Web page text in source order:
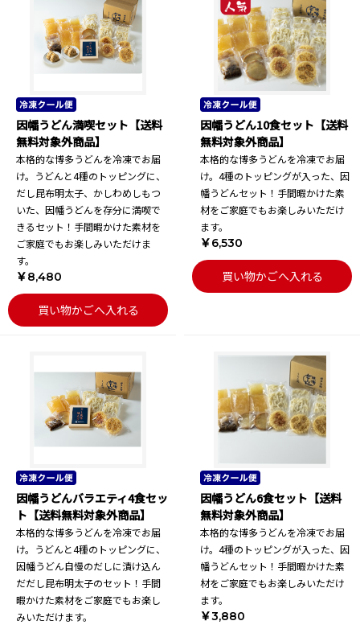
因幡うどん満喫セット【送料
無料対象外商品】
本格的な博多うどんを冷凍でお届
け。うどんと4種のトッピングに、
だし昆布明太子、かしわめしもつ
いた、因幡うどんを存分に満喫で
きるセット！手間暇かけた素材を
ご家庭でもお楽しみいただけま
す。
￥8,480
買い物かごへ入れる
因幡うどん10食セット【送料
無料対象外商品】
本格的な博多うどんを冷凍でお届
け。4種のトッピングが入った、因
幡うどんセット！手間暇かけた素
材をご家庭でもお楽しみいただけ
ます。
￥6,530
買い物かごへ入れる
因幡うどんバラエティ4食セッ
ト【送料無料対象外商品】
本格的な博多うどんを冷凍でお届
け。うどんと4種のトッピングに、
因幡うどん自慢のだしに漬け込ん
だだし昆布明太子のセット！手間
暇かけた素材をご家庭でもお楽し
みいただけます。
因幡うどん6食セット【送料
無料対象外商品】
本格的な博多うどんを冷凍でお届
け。4種のトッピングが入った、因
幡うどんセット！手間暇かけた素
材をご家庭でもお楽しみいただけ
ます。
￥3,880